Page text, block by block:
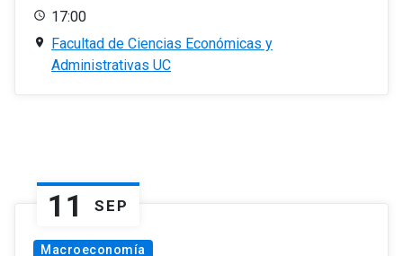
17:00
Facultad de Ciencias Económicas y
Administrativas UC
11 SEP
Macroeconomía